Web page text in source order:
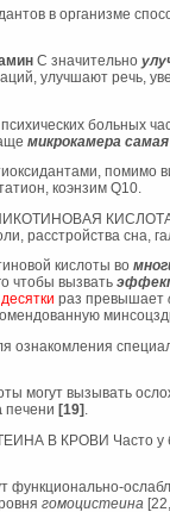
в организме
С значительно
улучшают речь,
больных
микрокамера самая
помимо
коэнзим Q10.
КИСЛОТА
расстройства сна,
кислоты во
чтобы вызвать
десятки раз превышает
ознакомления
могут вызывать
печени [19]
В КРОВИ Часто у
функционально-
гомоцистеина